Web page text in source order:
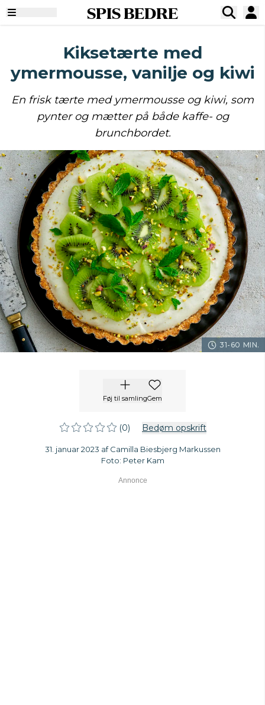
SPIS BEDRE
Kiksetærte med
ymermousse, vanilje og kiwi
En frisk tærte med ymermousse og kiwi, som
pynter og mætter på både kaffe- og
brunchbordet.
31-60 MIN.
Føj til samlingGem
(0) Bedøm opskrift
31. januar 2023 af Camilla Biesbjerg Markussen
Foto: Peter Kam